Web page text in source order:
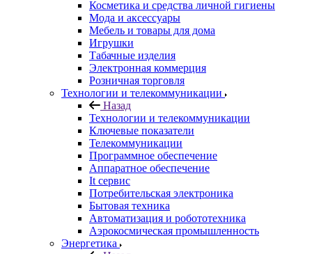
Косметика и средства личной гигиены
Мода и аксессуары
Мебель и товары для дома
Игрушки
Табачные изделия
Электронная коммерция
Розничная торговля
Технологии и телекоммуникации
Назад
Технологии и телекоммуникации
Ключевые показатели
Телекоммуникации
Программное обеспечение
Аппаратное обеспечение
It сервис
Потребительская электроника
Бытовая техника
Автоматизация и робототехника
Аэрокосмическая промышленность
Энергетика